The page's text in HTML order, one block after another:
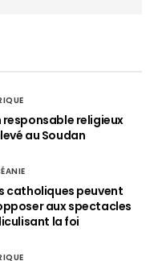
responsable religieux
au Soudan
catholiques peuvent
aux spectacles
la foi